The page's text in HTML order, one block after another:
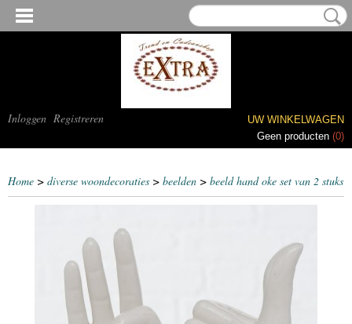
Inloggen Registreren
UW WINKELWAGEN
Geen producten (0)
Home > diverse woondecoraties > beelden > beeld hand oke set van 2 stuks